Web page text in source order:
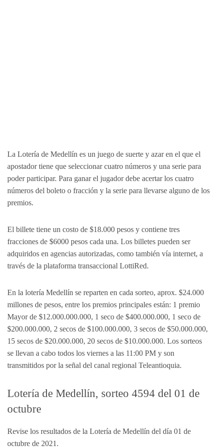
La Lotería de Medellín es un juego de suerte y azar en el que el
apostador tiene que seleccionar cuatro números y una serie para
poder participar. Para ganar el jugador debe acertar los cuatro
números del boleto o fracción y la serie para llevarse alguno de los
premios.
El billete tiene un costo de $18.000 pesos y contiene tres
fracciones de $6000 pesos cada una. Los billetes pueden ser
adquiridos en agencias autorizadas, como también vía internet, a
través de la plataforma transaccional LottiRed.
En la lotería Medellín se reparten en cada sorteo, aprox. $24.000
millones de pesos, entre los premios principales están: 1 premio
Mayor de $12.000.000.000, 1 seco de $400.000.000, 1 seco de
$200.000.000, 2 secos de $100.000.000, 3 secos de $50.000.000,
15 secos de $20.000.000, 20 secos de $10.000.000. Los sorteos
se llevan a cabo todos los viernes a las 11:00 PM y son
transmitidos por la señal del canal regional Teleantioquia.
Lotería de Medellín, sorteo 4594 del 01 de
octubre
Revise los resultados de la Lotería de Medellín del día 01 de
octubre de 2021.